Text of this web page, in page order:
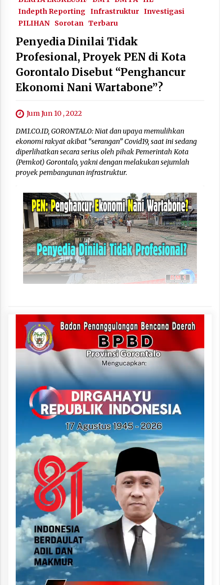
Indepth Reporting Infrastruktur Investigasi
PILIHAN
Sorotan Terbaru
Penyedia Dinilai Tidak
Profesional, Proyek PEN di Kota
Gorontalo Disebut “Penghancur
Ekonomi Nani Wartabone”?
Jum Jun 10 , 2022
DM1.CO.ID, GORONTALO: Niat dan upaya memulihkan
ekonomi rakyat akibat “serangan” Covid19, saat ini sedang
diperlihatkan secara serius oleh pihak Pemerintah Kota
(Pemkot) Gorontalo, yakni dengan melakukan sejumlah
proyek pembangunan infrastruktur.